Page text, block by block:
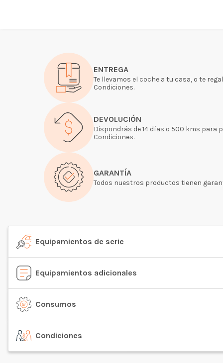
ENTREGA
Te llevamos el coche a tu casa, o te
Condiciones.
DEVOLUCIÓN
Dispondrás de 14 días o 500 kms para
Condiciones.
GARANTÍA
Todos nuestros productos tienen
Equipamientos de serie
Equipamientos adicionales
Consumos
Condiciones